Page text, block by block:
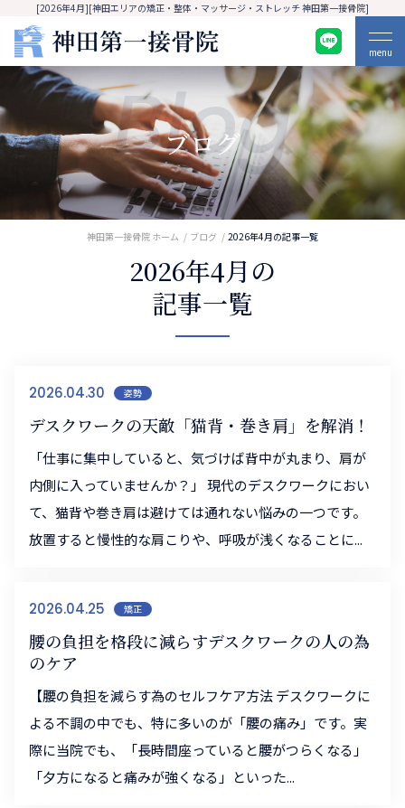
[2026年4月][神田エリアの矯正・整体・マッサージ・ストレッチ 神田第一接骨院]
menu
Blog
ブログ
神田第一接骨院 ホーム ブログ 2026年4月の記事一覧
2026年4月の
記事一覧
2026.04.30 姿勢
デスクワークの天敵「猫背・巻き肩」を解消！
「仕事に集中していると、気づけば背中が丸まり、肩が
内側に入っていませんか？」 現代のデスクワークにおい
て、猫背や巻き肩は避けては通れない悩みの一つです。
放置すると慢性的な肩こりや、呼吸が浅くなることに...
2026.04.25 矯正
腰の負担を格段に減らすデスクワークの人の為
のケア
【腰の負担を減らす為のセルフケア方法 デスクワークに
よる不調の中でも、特に多いのが「腰の痛み」です。実
際に当院でも、「長時間座っていると腰がつらくなる」
「夕方になると痛みが強くなる」といった...